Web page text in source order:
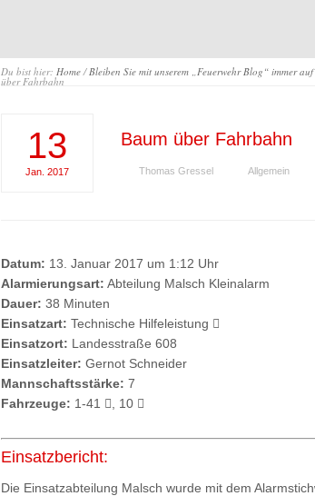
Du bist hier: Home/Bleiben Sie mit unserem „Feuerwehr Blog“ immer
über Fahrbahn
13
Jan. 2017
Baum über Fahrbahn
Thomas Gressel Allgemein
Datum: 13. Januar 2017 um 1:12 Uhr
Alarmierungsart: Abteilung Malsch Kleinalarm
Dauer: 38 Minuten
Einsatzart: Technische Hilfeleistung
Einsatzort: Landesstraße 608
Einsatzleiter: Gernot Schneider
Mannschaftsstärke: 7
Fahrzeuge: 1-41 , 10
Einsatzbericht:
Die Einsatzabteilung Malsch wurde mit dem